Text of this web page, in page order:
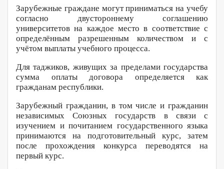
Зарубежные граждане могут приниматься на учебу
согласно двустороннему соглашению
университетов на каждое место в соответствие с
определённым разрешенным количеством и с
учётом выплаты учебного процесса.
Для таджиков, живущих за пределами государства
сумма оплаты договора определяется как
гражданам республики.
Зарубежный гражданин, в том числе и гражданин
независимых Союзных государств в связи с
изучением и почитанием государственного языка
принимаются на подготовительный курс, затем
после прохождения конкурса переводятся на
первый курс.